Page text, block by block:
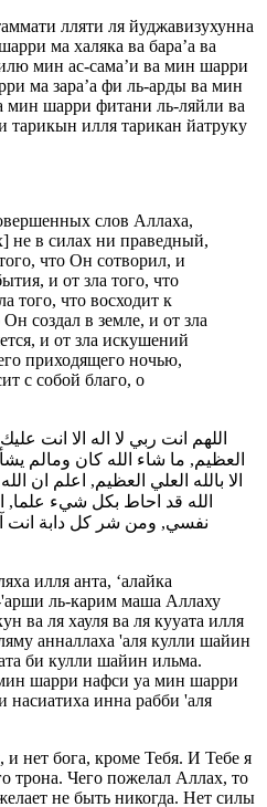
лляти ля йуджавизухунна
ма халяка ва бара’а ва
мин ас-сама’и ва мин шарри
ма зара’а фи ль-арды ва мин
шарри фитани ль-ляйли ва
илля тарикан йатруку
слов Аллаха,
не в силах ни праведный,
что Он сотворил, и
и от зла того, что
того, что восходит к
создал в земле, и от зла
и от зла искушений
приходящего ночью,
с собой благо, о
اللهم انت ربي لا اله الا انت
العظيم, ما شاء الله كان ومالم
الا بالله العلي العظيم, اعلم ان
الله قد احاط بكل شيء علما,
نفسي, ومن شر كل دابة انت
илля анта, ‘алайка
'арши ль-карим маша Аллаху
ва ля хауля ва ля кууата илля
анналлаха 'аля кулли шайин
би кулли шайин ильма.
шарри нафси уа мин шарри
насиатиха инна рабби 'аля
нет бога, кроме Тебя. И Тебе я
трона. Чего пожелал Аллах, то
не быть никогда. Нет силы